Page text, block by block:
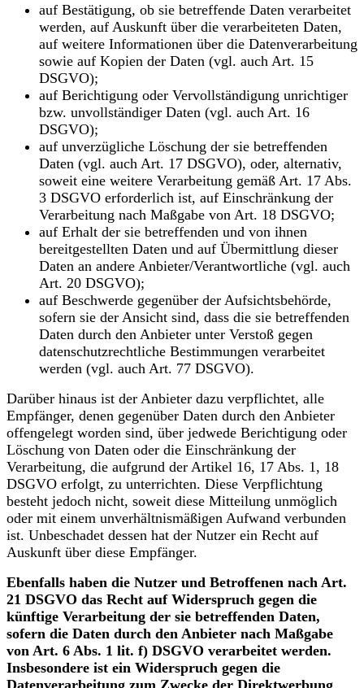
auf Bestätigung, ob sie betreffende Daten verarbeitet
werden, auf Auskunft über die verarbeiteten Daten,
auf weitere Informationen über die Datenverarbeitung
sowie auf Kopien der Daten (vgl. auch Art. 15
DSGVO);
auf Berichtigung oder Vervollständigung unrichtiger
bzw. unvollständiger Daten (vgl. auch Art. 16
DSGVO);
auf unverzügliche Löschung der sie betreffenden
Daten (vgl. auch Art. 17 DSGVO), oder, alternativ,
soweit eine weitere Verarbeitung gemäß Art. 17 Abs.
3 DSGVO erforderlich ist, auf Einschränkung der
Verarbeitung nach Maßgabe von Art. 18 DSGVO;
auf Erhalt der sie betreffenden und von ihnen
bereitgestellten Daten und auf Übermittlung dieser
Daten an andere Anbieter/Verantwortliche (vgl. auch
Art. 20 DSGVO);
auf Beschwerde gegenüber der Aufsichtsbehörde,
sofern sie der Ansicht sind, dass die sie betreffenden
Daten durch den Anbieter unter Verstoß gegen
datenschutzrechtliche Bestimmungen verarbeitet
werden (vgl. auch Art. 77 DSGVO).
Darüber hinaus ist der Anbieter dazu verpflichtet, alle
Empfänger, denen gegenüber Daten durch den Anbieter
offengelegt worden sind, über jedwede Berichtigung oder
Löschung von Daten oder die Einschränkung der
Verarbeitung, die aufgrund der Artikel 16, 17 Abs. 1, 18
DSGVO erfolgt, zu unterrichten. Diese Verpflichtung
besteht jedoch nicht, soweit diese Mitteilung unmöglich
oder mit einem unverhältnismäßigen Aufwand verbunden
ist. Unbeschadet dessen hat der Nutzer ein Recht auf
Auskunft über diese Empfänger.
Ebenfalls haben die Nutzer und Betroffenen nach Art.
21 DSGVO das Recht auf Widerspruch gegen die
künftige Verarbeitung der sie betreffenden Daten,
sofern die Daten durch den Anbieter nach Maßgabe
von Art. 6 Abs. 1 lit. f) DSGVO verarbeitet werden.
Insbesondere ist ein Widerspruch gegen die
Datenverarbeitung zum Zwecke der Direktwerbung